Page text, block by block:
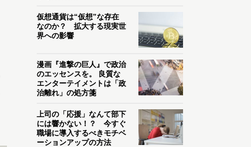
仮想通貨は“仮想”な存在
なのか？ 拡大する現実世
界への影響
漫画『進撃の巨人』で政治
のエッセンスを。 良質な
エンターテイメントは「政
治離れ」の処方箋
上司の「応援」なんて部下
には響かない！？ 今すぐ
職場に導入するべきモチベ
ーションアップの方法